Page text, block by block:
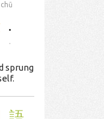
chū
.
.
sprung